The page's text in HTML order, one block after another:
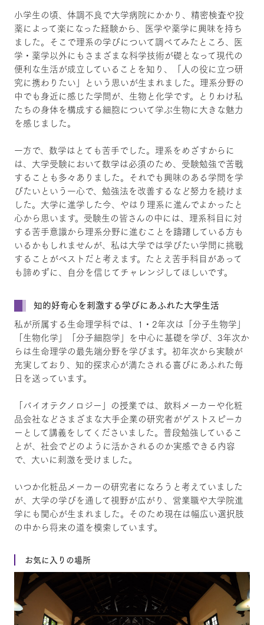
小学生の頃、体調不良で大学病院にかかり、精密検査や投
薬によって楽になった経験から、医学や薬学に興味を持ち
ました。そこで理系の学びについて調べてみたところ、医
学・薬学以外にもさまざまな科学技術が礎となって現代の
便利な生活が成立していることを知り、「人の役に立つ研
究に携わりたい」という思いが生まれました。理系分野の
中でも身近に感じた学問が、生物と化学です。とりわけ私
たちの身体を構成する細胞について学ぶ生物に大きな魅力
を感じました。
一方で、数学はとても苦手でした。理系をめざすからに
は、大学受験において数学は必須のため、受験勉強で苦戦
することも多々ありました。それでも興味のある学問を学
びたいという一心で、勉強法を改善するなど努力を続けま
した。大学に進学した今、やはり理系に進んでよかったと
心から思います。受験生の皆さんの中には、理系科目に対
する苦手意識から理系分野に進むことを躊躇している方も
いるかもしれませんが、私は大学では学びたい学問に挑戦
することがベストだと考えます。たとえ苦手科目があって
も諦めずに、自分を信じてチャレンジしてほしいです。
知的好奇心を刺激する学びにあふれた大学生活
私が所属する生命理学科では、1・2年次は「分子生物学」
「生物化学」「分子細胞学」を中心に基礎を学び、3年次か
らは生命理学の最先端分野を学びます。初年次から実験が
充実しており、知的探求心が満たされる喜びにあふれた毎
日を送っています。
「バイオテクノロジー」の授業では、飲料メーカーや化粧
品会社などさまざまな大手企業の研究者がゲストスピーカ
ーとして講義をしてくださいました。普段勉強しているこ
とが、社会でどのように活かされるのか実感できる内容
で、大いに刺激を受けました。
いつか化粧品メーカーの研究者になろうと考えていました
が、大学の学びを通して視野が広がり、営業職や大学院進
学にも関心が生まれました。そのため現在は幅広い選択肢
の中から将来の道を模索しています。
お気に入りの場所